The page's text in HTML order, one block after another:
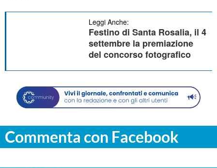
Leggi Anche:
Festino di Santa Rosalia, il 4
settembre la premiazione
del concorso fotografico
Commenta con Facebook